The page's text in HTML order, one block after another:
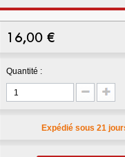
16,00 €
Quantité :
Expédié sous 21